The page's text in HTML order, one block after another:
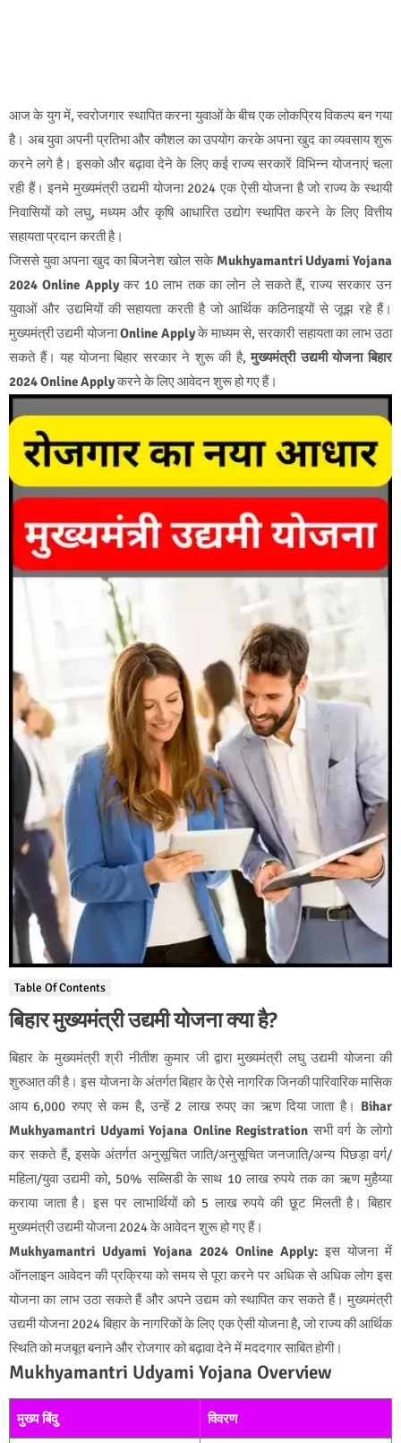
आज के युग में, स्वरोजगार स्थापित करना युवाओं के बीच एक लोकप्रिय विकल्प बन गया
है। अब युवा अपनी प्रतिभा और कौशल का उपयोग करके अपना खुद का व्यवसाय शुरू
करने लगे है। इसको और बढ़ावा देने के लिए कई राज्य सरकारें विभिन्न योजनाएं चला
रही हैं। इनमे मुख्यमंत्री उद्यमी योजना 2024 एक ऐसी योजना है जो राज्य के स्थायी
निवासियों को लघु, मध्यम और कृषि आधारित उद्योग स्थापित करने के लिए वित्तीय
सहायता प्रदान करती है।
जिससे युवा अपना खुद का बिजनेश खोल सकेMukhyamantri Udyami Yojana
2024 Online Applyकर 10 लाभ तक का लोन ले सकते हैं, राज्य सरकार उन
युवाओं और उद्यमियों की सहायता करती है जो आर्थिक कठिनाइयों से जूझ रहे हैं।
मुख्यमंत्री उद्यमी योजनाOnline Applyके माध्यम से, सरकारी सहायता का लाभ उठा
सकते हैं। यह योजना बिहार सरकार ने शुरू की है,मुख्यमंत्री उद्यमी योजना बिहार
2024 Online Applyकरने के लिए आवेदन शुरू हो गए हैं।
Table Of Contents
बिहार मुख्यमंत्री उद्यमी योजना क्या है?
बिहार के मुख्यमंत्री श्री नीतीश कुमार जी द्वारा मुख्यमंत्री लघु उद्यमी योजना की
शुरुआत की है। इस योजना के अंतर्गत बिहार के ऐसे नागरिक जिनकी पारिवारिक मासिक
आय 6,000 रुपए से कम है, उन्हें 2 लाख रुपए का ऋण दिया जाता है। Bihar
Mukhyamantri Udyami Yojana Online Registration सभी वर्ग के लोगो
कर सकते हैं, इसके अंतर्गत अनुसूचित जाति/अनुसूचित जनजाति/अन्य पिछड़ा वर्ग/
महिला/युवा उद्यमी को, 50% सब्सिडी के साथ 10 लाख रुपये तक का ऋण मुहैय्या
कराया जाता है। इस पर लाभार्थियों को 5 लाख रुपये की छूट मिलती है। बिहार
मुख्यमंत्री उद्यमी योजना 2024 के आवेदन शुरू हो गए हैं।
Mukhyamantri Udyami Yojana 2024 Online Apply:इस योजना में
ऑनलाइन आवेदन की प्रक्रिया को समय से पूरा करने पर अधिक से अधिक लोग इस
योजना का लाभ उठा सकते हैं और अपने उद्यम को स्थापित कर सकते हैं। मुख्यमंत्री
उद्यमी योजना 2024 बिहार के नागरिकों के लिए एक ऐसी योजना है, जो राज्य की आर्थिक
स्थिति को मजबूत बनाने और रोजगार को बढ़ावा देने में मददगार साबित होगी।
Mukhyamantri Udyami Yojana Overview
मुख्य बिंदु विवरण